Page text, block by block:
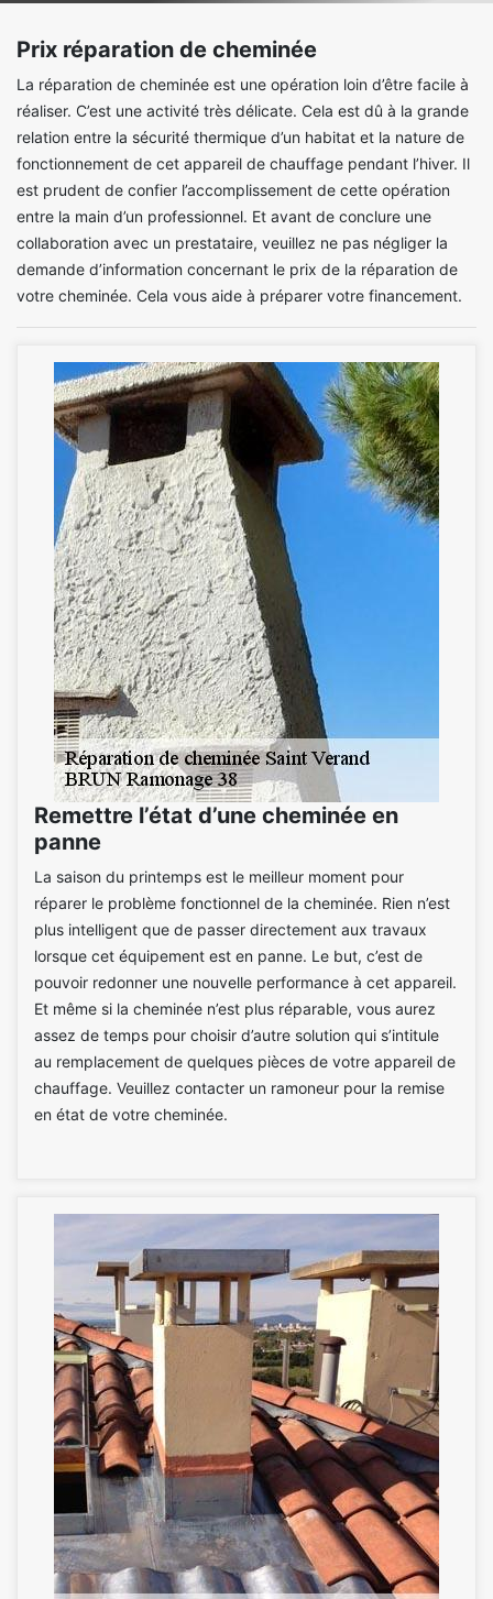
Prix réparation de cheminée
La réparation de cheminée est une opération loin d’être facile à
réaliser. C’est une activité très délicate. Cela est dû à la grande
relation entre la sécurité thermique d’un habitat et la nature de
fonctionnement de cet appareil de chauffage pendant l’hiver. Il
est prudent de confier l’accomplissement de cette opération
entre la main d’un professionnel. Et avant de conclure une
collaboration avec un prestataire, veuillez ne pas négliger la
demande d’information concernant le prix de la réparation de
votre cheminée. Cela vous aide à préparer votre financement.
Remettre l’état d’une cheminée en
panne
La saison du printemps est le meilleur moment pour
réparer le problème fonctionnel de la cheminée. Rien n’est
plus intelligent que de passer directement aux travaux
lorsque cet équipement est en panne. Le but, c’est de
pouvoir redonner une nouvelle performance à cet appareil.
Et même si la cheminée n’est plus réparable, vous aurez
assez de temps pour choisir d’autre solution qui s’intitule
au remplacement de quelques pièces de votre appareil de
chauffage. Veuillez contacter un ramoneur pour la remise
en état de votre cheminée.